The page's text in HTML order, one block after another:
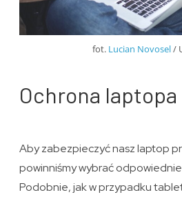
fot. Lucian Novosel/
Ochrona laptopa
Aby zabezpieczyć nasz laptop
powinniśmy wybrać
Podobnie, jak w przypadku